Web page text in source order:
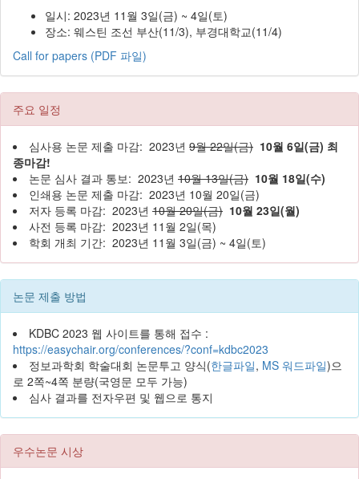
일시: 2023년 11월 3일(금) ~ 4일(토)
장소: 웨스틴 조선 부산(11/3), 부경대학교(11/4)
Call for papers (PDF 파일)
주요 일정
심사용 논문 제출 마감: 2023년 9월 22일(금) 10월 6일(금) 최
종마감!
논문 심사 결과 통보: 2023년 10월 13일(금) 10월 18일(수)
인쇄용 논문 제출 마감: 2023년 10월 20일(금)
저자 등록 마감: 2023년 10월 20일(금) 10월 23일(월)
사전 등록 마감: 2023년 11월 2일(목)
학회 개최 기간: 2023년 11월 3일(금) ~ 4일(토)
논문 제출 방법
KDBC 2023 웹 사이트를 통해 접수 :
https://easychair.org/conferences/?conf=kdbc2023
정보과학회 학술대회 논문투고 양식(한글파일, MS 워드파일)으
로 2쪽~4쪽 분량(국영문 모두 가능)
심사 결과를 전자우편 및 웹으로 통지
우수논문 시상